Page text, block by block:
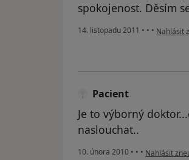
spokojenost. Děsím
14. listopadu 2011 • • • podle
Nahlásit
Pacient
Je to výborný
naslouchat..
10. února 2010 • • • podle
Nahlásit